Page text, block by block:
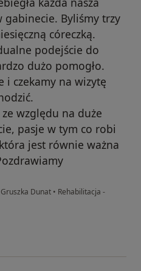
Byliśmy trzy
córeczką.
podejście do
dużo pomogło.
i czekamy na wizytę
względu na duże
pasje w tym co robi
jest równie ważna
Dunat • Rehabilitacja -